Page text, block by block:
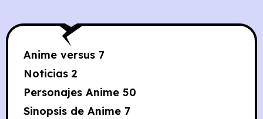
Anime versus 7
Noticias 2
Personajes Anime 50
Sinopsis de Anime 7